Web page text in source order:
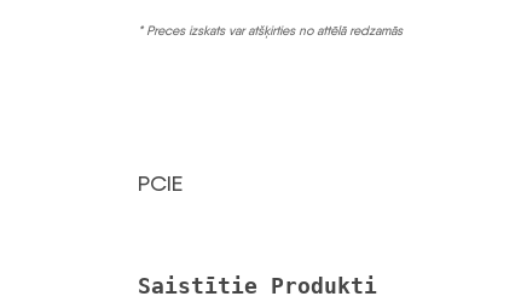
* Preces izskats var atšķirties no attēlā redzamās
PCIE
Saistītie Produkti